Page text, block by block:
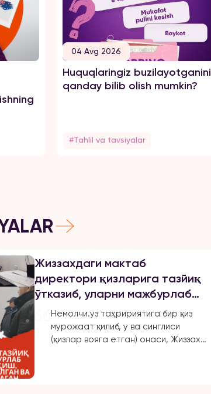
04 Avg 2026
Huquqlaringiz buzilayotganini
qanday bilib olish mumkin?
#Tahlil va tavsiyalar
Жиззахдаги мактаб
директори қизларига тазйиқ
ўтказиб, уларни мажбурлаб
турмушга чиқарган, ўқиш,
ишлашдан маҳрум қилган ва
эркинликларини чеклаган.
Немолчи.уз таҳририятига бир қиз
мурожаат қилиб, у ва синглиси
(қизлар вояга етган) онаси, Жиззах